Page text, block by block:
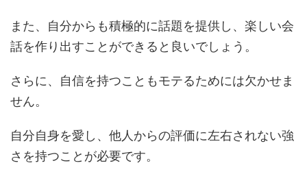
また、自分からも積極的に話題を提供し、楽しい会
話を作り出すことができると良いでしょう。
さらに、自信を持つこともモテるためには欠かせま
せん。
自分自身を愛し、他人からの評価に左右されない強
さを持つことが必要です。